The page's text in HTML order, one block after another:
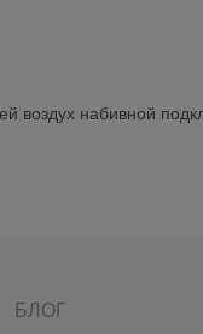
набивной
БЛОГ